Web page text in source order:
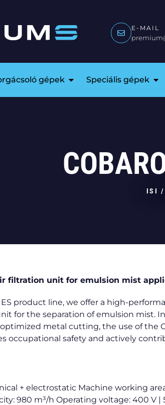
E-MAIL
gépek Speciális gépek
ISI /
filtration unit for emulsion mist
product line, we offer a high-
for the separation of emulsion mist.
metal cutting, the use of the
occupational safety and actively
+ electrostatic Machine working
980 m³/h Operating voltage: 400 V |